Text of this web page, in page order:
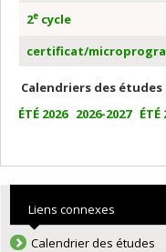
2e cycle
certificat/
Calendriers des études
ÉTÉ 2026 2026-2027 ÉTÉ
Liens connexes
Calendrier des études